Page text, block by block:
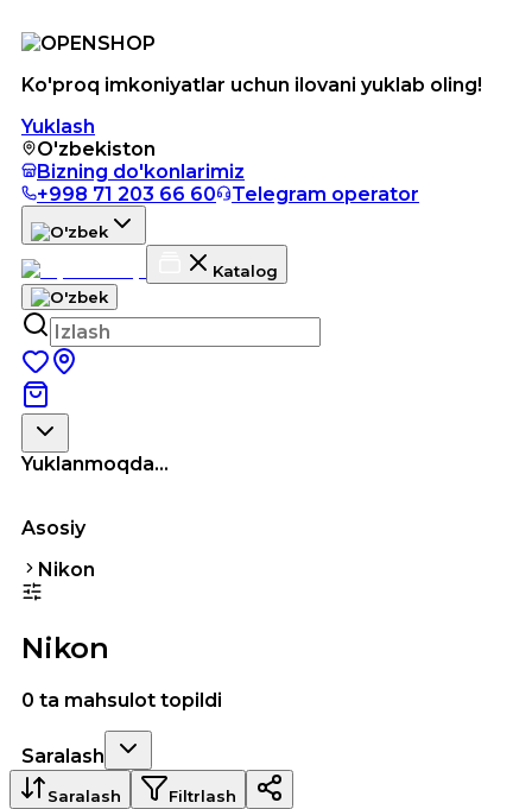
Ko'proq imkoniyatlar uchun ilovani yuklab oling!
Yuklash
O'zbekiston
Bizning do'konlarimiz
+998 71 203 66 60
Telegram operator
Katalog
Yuklanmoqda...
Asosiy
Nikon
Nikon
0 ta mahsulot topildi
Saralash
Saralash Filtrlash